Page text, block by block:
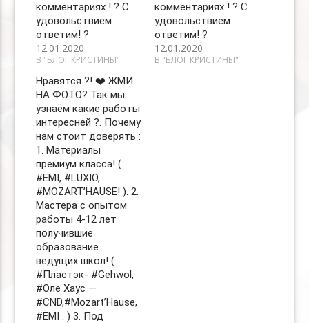
комментариях ! ? С
удовольствием
ответим! ?
12.01.2020
В "БЛОГ КРИСТИНЫ"
комментариях ! ? С
удовольствием
ответим! ?
12.01.2020
В "БЛОГ КРИСТИНЫ"
Нравятся ?! ❤️ ЖМИ
НА ФОТО? Так мы
узнаём какие работы
интересней ?. Почему
нам стоит доверять :
1. Материалы
премиум класса! (
#EMI, #LUXIO,
#MOZART’HAUSE! ). 2.
Мастера с опытом
работы 4-12 лет
получившие
образование
ведущих школ! (
#Пластэк- #Gehwol,
#Оле Хаус —
#CND,#Mozart’Hause,
#EMI . ) 3. Под